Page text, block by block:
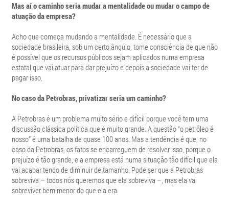
Mas aí o caminho seria mudar a mentalidade ou mudar o campo de
atuação da empresa?
Acho que começa mudando a mentalidade. É necessário que a
sociedade brasileira, sob um certo ângulo, tome consciência de que não
é possível que os recursos públicos sejam aplicados numa empresa
estatal que vai atuar para dar prejuízo e depois a sociedade vai ter de
pagar isso.
No caso da Petrobras, privatizar seria um caminho?
A Petrobras é um problema muito sério e difícil porque você tem uma
discussão clássica política que é muito grande. A questão “o petróleo é
nosso” é uma batalha de quase 100 anos. Mas a tendência é que, no
caso da Petrobras, os fatos se encarreguem de resolver isso, porque o
prejuízo é tão grande, e a empresa está numa situação tão difícil que ela
vai acabar tendo de diminuir de tamanho. Pode ser que a Petrobras
sobreviva – todos nós queremos que ela sobreviva –, mas ela vai
sobreviver bem menor do que ela era.